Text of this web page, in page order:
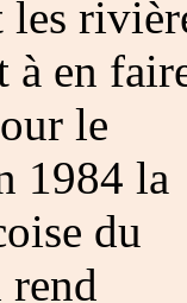
les
à en
le
1984 la
du